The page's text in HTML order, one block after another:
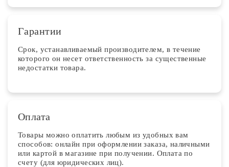
Гарантии
Срок, устанавливаемый производителем, в течение
которого он несет ответственность за существенные
недостатки товара.
Оплата
Товары можно оплатить любым из удобных вам
способов: онлайн при оформлении заказа, наличными
или картой в магазине при получении. Оплата по
счету (для юридических лиц).